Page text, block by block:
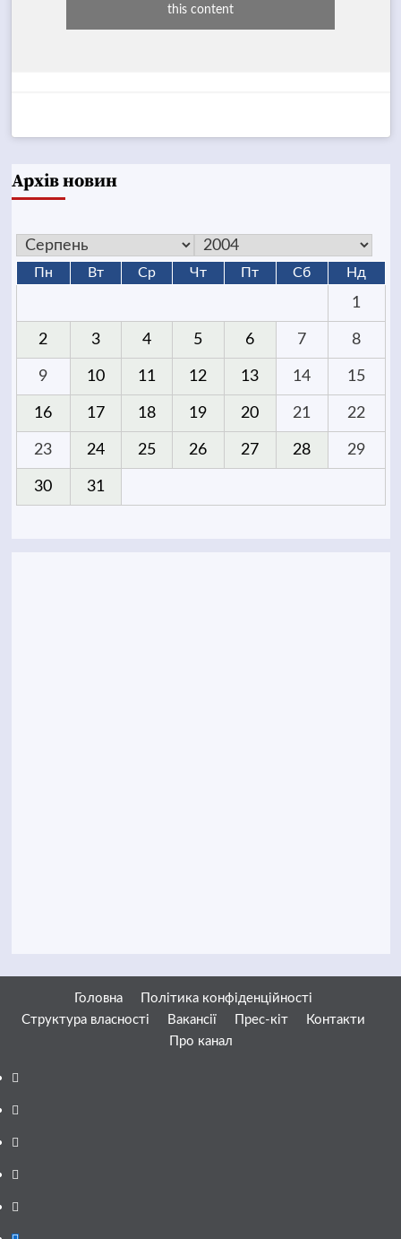
this content
Архів новин
Пн Вт Ср Чт Пт Сб Нд
1
2 3 4 5 6 7 8
9 10 11 12 13 14 15
16 17 18 19 20 21 22
23 24 25 26 27 28 29
30 31
Головна
Політика конфіденційності
Структура власності
Вакансії Прес-кіт
Контакти
Про канал
Facebook
YouTube
Telegram
Instagram
Twitter